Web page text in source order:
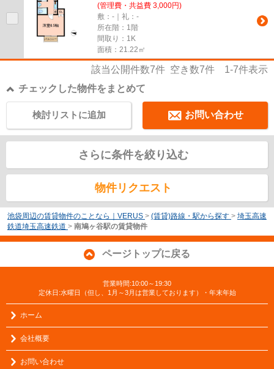
(管理費・共益費 3,000円)
敷：-｜礼：-
所在階：1階
間取り：1K
面積：21.22㎡
該当公開件数7件 空き数7件 1-7件表示
チェックした物件をまとめて
お問い合わせ
検討リストに追加
さらに条件を絞り込む
物件リクエスト
池袋周辺の賃貸物件のことなら｜VERUS > (賃貸)路線・駅から探す > 埼玉高速
鉄道埼玉高速鉄道 > 南鳩ヶ谷駅の賃貸物件
ページトップに戻る
営業時間:10:00～19:30
定休日:水曜日（但し、1月～3月は営業しております）・年末年始
ホーム
会社概要
お問い合わせ